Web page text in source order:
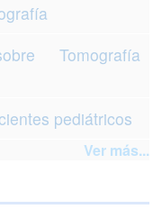
Tomografía
pediátricos
Ver más...